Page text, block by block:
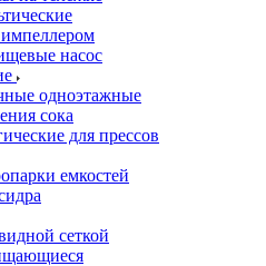
насос
одноэтажные
сока
для прессов
емкостей
сеткой